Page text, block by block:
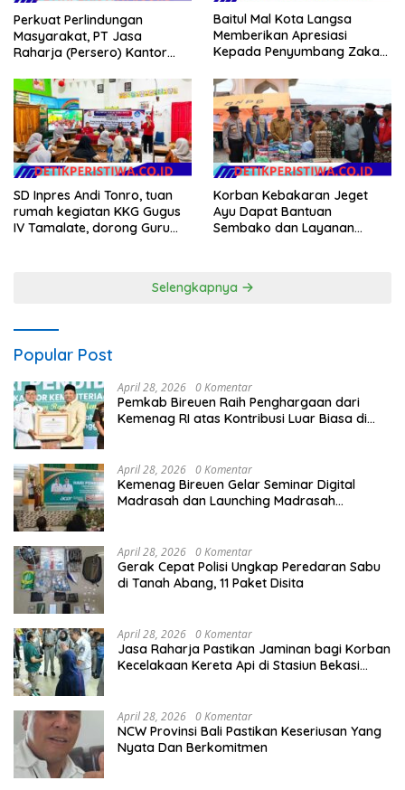
Perkuat Perlindungan
Masyarakat, PT Jasa
Raharja (Persero) Kantor
Sinergi Lintas Instansi
Baitul Mal Kota Langsa
Memberikan Apresiasi
Kepada Penyumbang Zakat
Award 2026
SD Inpres Andi Tonro, tuan
rumah kegiatan KKG Gugus
IV Tamalate, dorong Guru
Korban Kebakaran Jeget
Ayu Dapat Bantuan
Sembako dan Layanan
Selengkapnya
Popular Post
April 28, 2026 0 Komentar
Pemkab Bireuen Raih Penghargaan dari
Kemenag RI atas Kontribusi Luar Biasa di
April 28, 2026 0 Komentar
Kemenag Bireuen Gelar Seminar Digital
Madrasah dan Launching Madrasah
April 28, 2026 0 Komentar
Gerak Cepat Polisi Ungkap Peredaran Sabu
di Tanah Abang, 11 Paket Disita
April 28, 2026 0 Komentar
Jasa Raharja Pastikan Jaminan bagi Korban
Kecelakaan Kereta Api di Stasiun Bekasi
April 28, 2026 0 Komentar
NCW Provinsi Bali Pastikan Keseriusan Yang
Nyata Dan Berkomitmen